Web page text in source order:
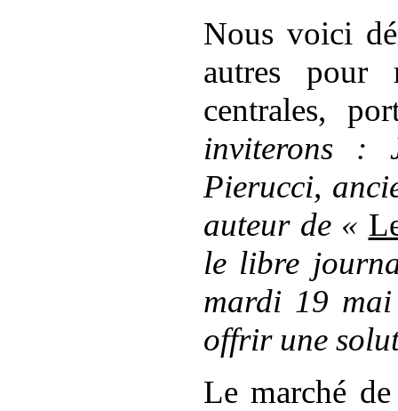
Nous voici
autres pour
centrales,
inviterons :
Pierucci,
auteur de «
le libre
mardi 19
offrir une
Le marché